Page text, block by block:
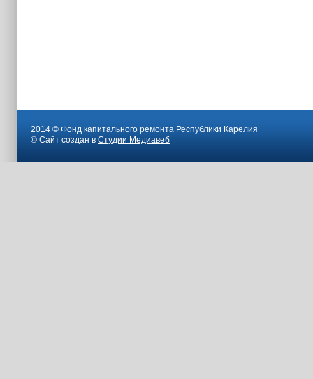
2014 © Фонд капитального ремонта Республики Карелия
© Сайт создан в Студии Медиавеб